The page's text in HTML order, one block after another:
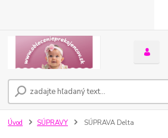
Úvod SÚPRAVY SÚPRAVA Delta